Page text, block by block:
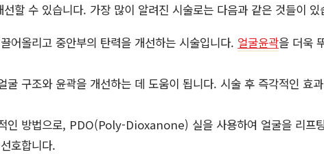
할 수 있습니다. 가장 많이 알려진 시술로는 다음과 같은 것들이 있
어올리고 중안부의 탄력을 개선하는 시술입니다. 얼굴윤곽을 더욱
굴 구조와 윤곽을 개선하는 데 도움이 됩니다. 시술 후 즉각적인 효
인 방법으로, PDO(Poly-Dioxanone) 실을 사용하여 얼굴을 리프
호합니다.